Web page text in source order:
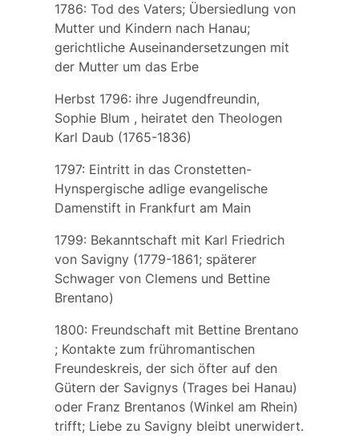
1786: Tod des Vaters; Übersiedlung von
Mutter und Kindern nach Hanau;
gerichtliche Auseinandersetzungen mit
der Mutter um das Erbe
Herbst 1796: ihre Jugendfreundin,
Sophie Blum , heiratet den Theologen
Karl Daub (1765-1836)
1797: Eintritt in das Cronstetten-
Hynspergische adlige evangelische
Damenstift in Frankfurt am Main
1799: Bekanntschaft mit Karl Friedrich
von Savigny(1779-1861; späterer
Schwager von Clemens und Bettine
Brentano)
1800: Freundschaft mit Bettine Brentano
; Kontakte zum frühromantischen
Freundeskreis, der sich öfter auf den
Gütern der Savignys (Trages bei Hanau)
oder Franz Brentanos (Winkel am Rhein)
trifft; Liebe zu Savigny bleibt unerwidert.